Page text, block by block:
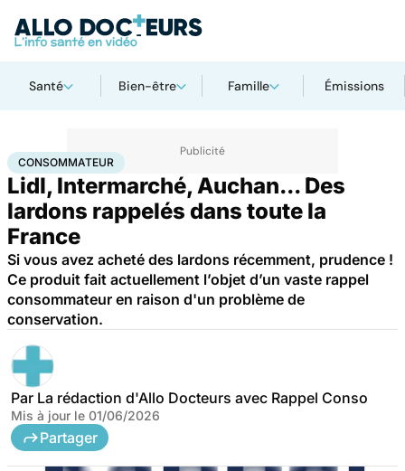
Santé Bien-être Famille Émissions
AccueilSantéConsommateur
CONSOMMATEUR
Lidl, Intermarché, Auchan... Des
lardons rappelés dans toute la
France
Si vous avez acheté des lardons récemment, prudence !
Ce produit fait actuellement l’objet d’un vaste rappel
consommateur en raison d'un problème de
conservation.
Par La rédaction d'Allo Docteurs avec Rappel Conso
Mis à jour le 01/06/2026
Partager